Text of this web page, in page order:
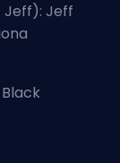
Jeff): Jeff